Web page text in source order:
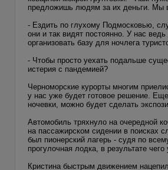
предложишь людям за их деньги. Мы
- Ездить по глухому Подмосковью,
они и так видят постоянно. У нас
организовать базу для ночлега
- Чтобы просто уехать подальше
истерия с пандемией?
Черноморские курорты многим
у нас уже будет готовое решение.
ночевки, можно будет сделать
Автомобиль тряхнуло на очередной
на пассажирском сидении в поисках
был пионерский лагерь - судя по
прогулочная лодка, в результате
Кристина быстрым движением